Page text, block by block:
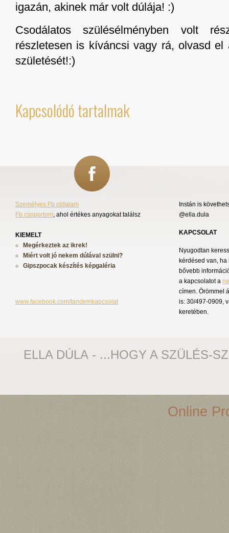
igazán, akinek már volt dúlája! :)
Csodálatos szülésélményben volt
részletesen is kíváncsi vagy rá, olvasd el
születését!:)
Kapcsolódó tartalmak
Személyes Fb oldalam
Fb csoportom, ahol értékes anyagokat találsz
KIEMELT
Megérkeztek az ikrek!
Miért volt jó nekem dúlával szülni?
Gipszpocak készítés képgaléria
www.facebook.com/tandemkapcsolat
Instán is
@ella.dula
KAPCSOLAT
Nyugodtan
kérdésed van,
bővebb
a kapcsolatot a
címen. Örömmel
is: 30/497-0909,
keretében.
ELLA DÚLA - ...HOGY A SZÜLÉS-
Online